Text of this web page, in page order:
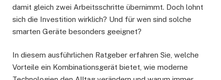
damit gleich zwei Arbeitsschritte übernimmt. Doch lohnt
sich die Investition wirklich? Und für wen sind solche
smarten Geräte besonders geeignet?
In diesem ausführlichen Ratgeber erfahren Sie, welche
Vorteile ein Kombinationsgerät bietet, wie moderne